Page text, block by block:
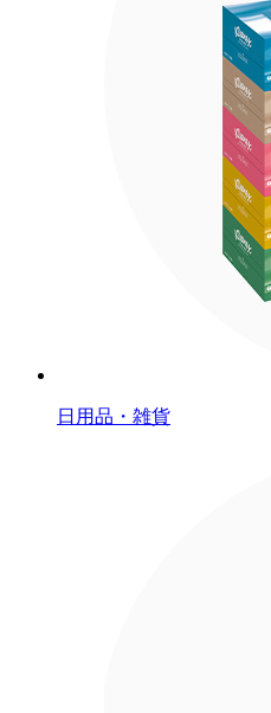
日用品・雑貨